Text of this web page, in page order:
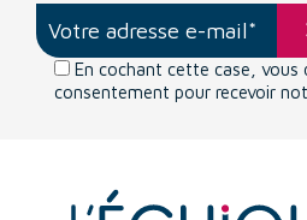
En cochant cette case, vous
consentement pour recevoir